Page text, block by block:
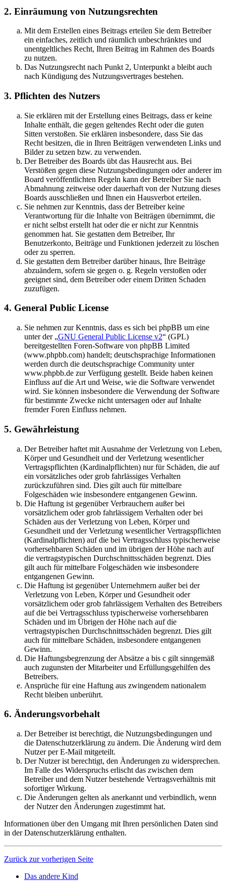
2. Einräumung von Nutzungsrechten
Mit dem Erstellen eines Beitrags erteilen Sie dem Betreiber
ein einfaches, zeitlich und räumlich unbeschränktes und
unentgeltliches Recht, Ihren Beitrag im Rahmen des Boards
zu nutzen.
Das Nutzungsrecht nach Punkt 2, Unterpunkt a bleibt auch
nach Kündigung des Nutzungsvertrages bestehen.
3. Pflichten des Nutzers
Sie erklären mit der Erstellung eines Beitrags, dass er keine
Inhalte enthält, die gegen geltendes Recht oder die guten
Sitten verstoßen. Sie erklären insbesondere, dass Sie das
Recht besitzen, die in Ihren Beiträgen verwendeten Links und
Bilder zu setzen bzw. zu verwenden.
Der Betreiber des Boards übt das Hausrecht aus. Bei
Verstößen gegen diese Nutzungsbedingungen oder anderer im
Board veröffentlichten Regeln kann der Betreiber Sie nach
Abmahnung zeitweise oder dauerhaft von der Nutzung dieses
Boards ausschließen und Ihnen ein Hausverbot erteilen.
Sie nehmen zur Kenntnis, dass der Betreiber keine
Verantwortung für die Inhalte von Beiträgen übernimmt, die
er nicht selbst erstellt hat oder die er nicht zur Kenntnis
genommen hat. Sie gestatten dem Betreiber, Ihr
Benutzerkonto, Beiträge und Funktionen jederzeit zu löschen
oder zu sperren.
Sie gestatten dem Betreiber darüber hinaus, Ihre Beiträge
abzuändern, sofern sie gegen o. g. Regeln verstoßen oder
geeignet sind, dem Betreiber oder einem Dritten Schaden
zuzufügen.
4. General Public License
Sie nehmen zur Kenntnis, dass es sich bei phpBB um eine
unter der „GNU General Public License v2“ (GPL)
bereitgestellten Foren-Software von phpBB Limited
(www.phpbb.com) handelt; deutschsprachige Informationen
werden durch die deutschsprachige Community unter
www.phpbb.de zur Verfügung gestellt. Beide haben keinen
Einfluss auf die Art und Weise, wie die Software verwendet
wird. Sie können insbesondere die Verwendung der Software
für bestimmte Zwecke nicht untersagen oder auf Inhalte
fremder Foren Einfluss nehmen.
5. Gewährleistung
Der Betreiber haftet mit Ausnahme der Verletzung von Leben,
Körper und Gesundheit und der Verletzung wesentlicher
Vertragspflichten (Kardinalpflichten) nur für Schäden, die auf
ein vorsätzliches oder grob fahrlässiges Verhalten
zurückzuführen sind. Dies gilt auch für mittelbare
Folgeschäden wie insbesondere entgangenen Gewinn.
Die Haftung ist gegenüber Verbrauchern außer bei
vorsätzlichem oder grob fahrlässigem Verhalten oder bei
Schäden aus der Verletzung von Leben, Körper und
Gesundheit und der Verletzung wesentlicher Vertragspflichten
(Kardinalpflichten) auf die bei Vertragsschluss typischerweise
vorhersehbaren Schäden und im übrigen der Höhe nach auf
die vertragstypischen Durchschnittsschäden begrenzt. Dies
gilt auch für mittelbare Folgeschäden wie insbesondere
entgangenen Gewinn.
Die Haftung ist gegenüber Unternehmern außer bei der
Verletzung von Leben, Körper und Gesundheit oder
vorsätzlichem oder grob fahrlässigem Verhalten des Betreibers
auf die bei Vertragsschluss typischerweise vorhersehbaren
Schäden und im Übrigen der Höhe nach auf die
vertragstypischen Durchschnittsschäden begrenzt. Dies gilt
auch für mittelbare Schäden, insbesondere entgangenen
Gewinn.
Die Haftungsbegrenzung der Absätze a bis c gilt sinngemäß
auch zugunsten der Mitarbeiter und Erfüllungsgehilfen des
Betreibers.
Ansprüche für eine Haftung aus zwingendem nationalem
Recht bleiben unberührt.
6. Änderungsvorbehalt
Der Betreiber ist berechtigt, die Nutzungsbedingungen und
die Datenschutzerklärung zu ändern. Die Änderung wird dem
Nutzer per E-Mail mitgeteilt.
Der Nutzer ist berechtigt, den Änderungen zu widersprechen.
Im Falle des Widerspruchs erlischt das zwischen dem
Betreiber und dem Nutzer bestehende Vertragsverhältnis mit
sofortiger Wirkung.
Die Änderungen gelten als anerkannt und verbindlich, wenn
der Nutzer den Änderungen zugestimmt hat.
Informationen über den Umgang mit Ihren persönlichen Daten sind
in der Datenschutzerklärung enthalten.
Zurück zur vorherigen Seite
Das andere Kind